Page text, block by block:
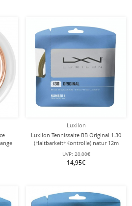
Luxilon
Luxilon Tennissaite BB Original 1.30
(Haltbarkeit+Kontrolle) natur 12m
Set
UVP: 20,00€
14,95€